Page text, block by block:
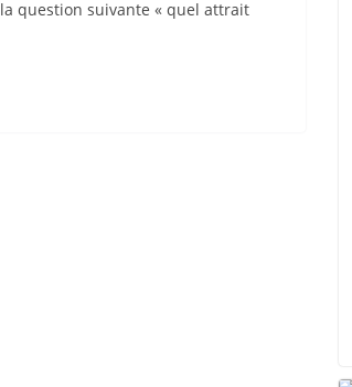
question suivante « quel attrait